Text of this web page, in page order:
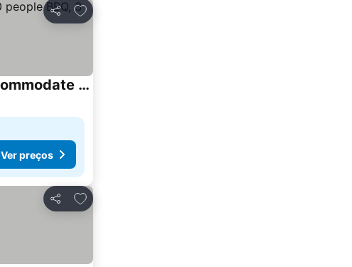
Partilhar
Adicionar aos favoritos
Newly opened】 Model house specification super mansion LDK36 tatami mats, can accommodate up to 10 people BBQ, 3 parking spaces COSTCO 1 bathroom, 1 sh
Ver preços
Partilhar
Adicionar aos favoritos